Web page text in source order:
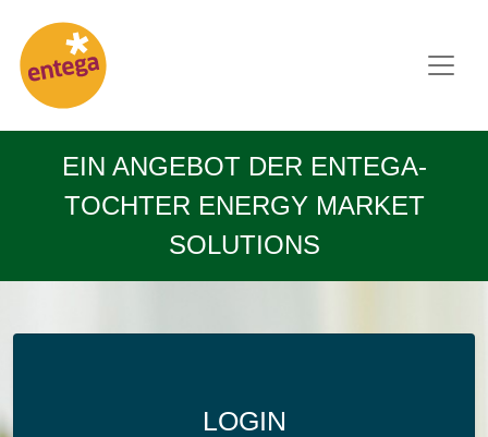
EIN ANGEBOT DER ENTEGA-
TOCHTER ENERGY MARKET
SOLUTIONS
LOGIN